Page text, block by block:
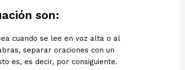
son:
cuando se lee en voz alta o al
separar oraciones con un
es, es decir, por consiguiente.